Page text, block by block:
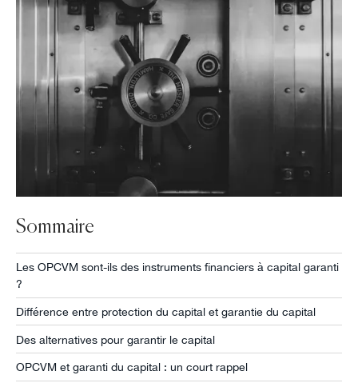
Sommaire
Les OPCVM sont-ils des instruments financiers à capital garanti
?
Différence entre protection du capital et garantie du capital
Des alternatives pour garantir le capital
OPCVM et garanti du capital : un court rappel